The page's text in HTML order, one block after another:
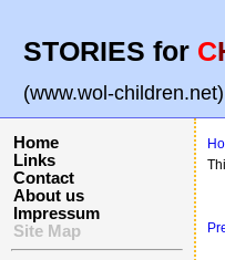
STORIES for C
(www.wol-children.net)
Home
Links
Contact
About us
Impressum
Site Map